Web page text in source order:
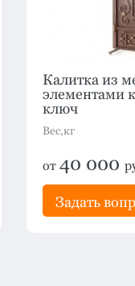
Калитка из
элементами
ключ
Вес,кг
от 40 000
Задать